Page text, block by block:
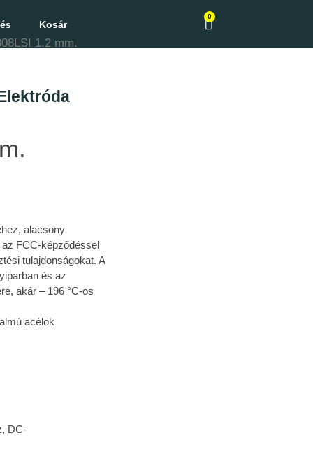
Kosár
0
1.2 mm.
alacsony
FCC-képződéssel
tulajdonságokat. A
és az
akár – 196 °C-os
acélok
DC-